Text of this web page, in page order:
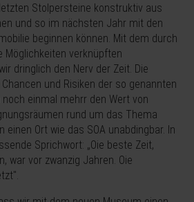
Stolpersteine konstruktiv aus
und so im nächsten Jahr mit den
beginnen können. Mit dem durch
Möglichkeiten verknüpften
dringlich den Nerv der Zeit. Die
und Risiken der so genannten
einmal mehrr den Wert von
rund um das Thema
einen Ort wie das SOA unabdingbar. In
Sprichwort: „Oie beste Zeit,
war vor zwanzig Jahren. Oie